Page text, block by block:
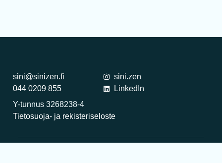
sini@sinizen.fi
044 0209 855
sini.zen
LinkedIn
Y-tunnus 3268238-4
Tietosuoja- ja rekisteriseloste